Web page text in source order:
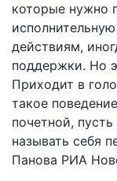
которые нужно
действиям,
поддержки. Но
Приходит в
такое
почетной,
называть себя
Панова РИА